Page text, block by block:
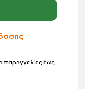
παραγγελίες έως